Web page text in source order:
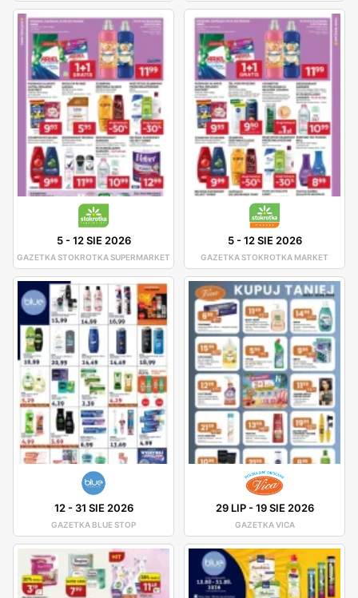
5-12 SIE 2026
GAZETKA STOKROTKA SUPERMARKET
5-12 SIE 2026
GAZETKA STOKROTKA MARKET
12- 31 SIE 2026
GAZETKA BLUE STOP
29 LIP-19 SIE 2026
GAZETKA VICA